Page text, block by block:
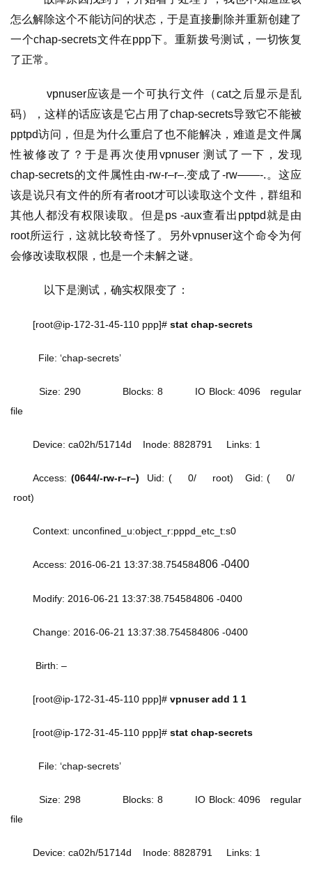
怎么解除这个不能访问的状态，于是直接删除并重新创建了
一个chap-secrets文件在ppp下。重新拨号测试，一切恢复
了正常。
vpnuser应该是一个可执行文件（cat之后显示是乱
码），这样的话应该是它占用了chap-secrets导致它不能被
pptpd访问，但是为什么重启了也不能解决，难道是文件属
性被修改了？于是再次使用vpnuser 测试了一下，发现
chap-secrets的文件属性由-rw-r–r–.变成了-rw——-.。这应
该是说只有文件的所有者root才可以读取这个文件，群组和
其他人都没有权限读取。但是ps -aux查看出pptpd就是由
root所运行，这就比较奇怪了。另外vpnuser这个命令为何
会修改读取权限，也是一个未解之谜。
以下是测试，确实权限变了：
[root@ip-172-31-45-110 ppp]# stat chap-secrets
File: ‘chap-secrets’
Size: 290             Blocks: 8          IO Block: 4096   regular
file
Device: ca02h/51714d    Inode: 8828791     Links: 1
Access: (0644/-rw-r–r–) Uid: (    0/    root)   Gid: (    0/
root)
Context: unconfined_u:object_r:pppd_etc_t:s0
Access: 2016-06-21 13:37:38.754584806 -0400
Modify: 2016-06-21 13:37:38.754584806 -0400
Change: 2016-06-21 13:37:38.754584806 -0400
Birth: –
[root@ip-172-31-45-110 ppp]# vpnuser add 1 1
[root@ip-172-31-45-110 ppp]# stat chap-secrets
File: ‘chap-secrets’
Size: 298             Blocks: 8          IO Block: 4096   regular
file
Device: ca02h/51714d    Inode: 8828791     Links: 1